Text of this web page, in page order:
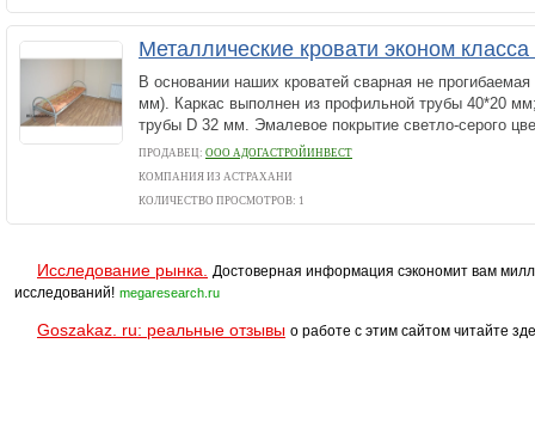
Металлические кровати эконом класса
В основании наших кроватей сварная не прогибаемая
мм). Каркас выполнен из профильной трубы 40*20
трубы D 32 мм. Эмалевое покрытие светло-серого
ПРОДАВЕЦ: ООО АДОГАСТРОЙИНВЕСТ
КОМПАНИЯ ИЗ АСТРАХАНИ
КОЛИЧЕСТВО ПРОСМОТРОВ: 1
Исследование рынка.
Достоверная информация сэкономит вам
исследований! megaresearch.ru
Goszakaz. ru: реальные отзывы о работе с этим сайтом читайте